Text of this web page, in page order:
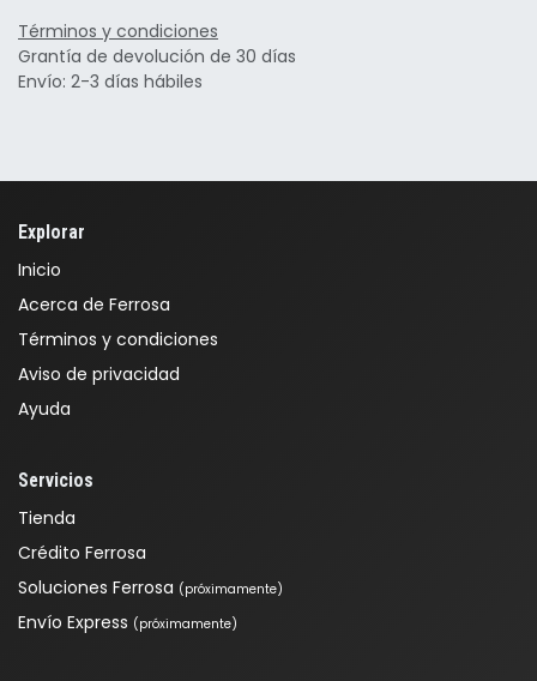
Términos y condiciones
Grantía de devolución de 30 días
Envío: 2-3 días hábiles
Explorar
Inicio
Acerca de Ferrosa
Términos y condiciones
Aviso de privacidad
Ayuda
Servicios
Tienda
Crédito Ferrosa
Soluciones Ferrosa (próximamente)
Envío Express (próximamente)